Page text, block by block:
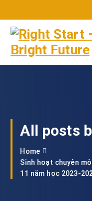
All posts
Home
Sinh hoạt chuyên
11 năm học 2023-